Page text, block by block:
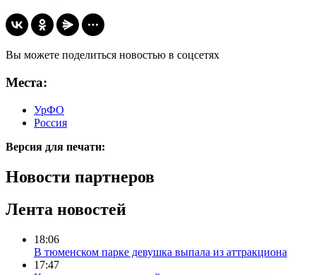
Вы можете поделиться новостью в соцсетях
Места:
УрФО
Россия
Версия для печати:
Новости партнеров
Лента новостей
18:06
В тюменском парке девушка выпала из аттракциона
17:47